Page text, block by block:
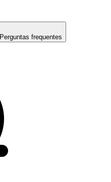
Perguntas frequentes